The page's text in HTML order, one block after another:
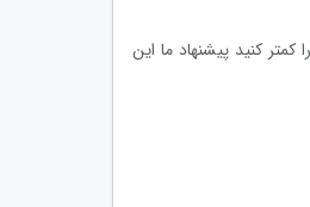
کنید پیشنهاد ما این